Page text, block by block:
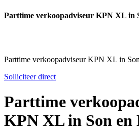
Parttime verkoopadviseur KPN XL in
Parttime verkoopadviseur KPN XL in
Solliciteer direct
Parttime
KPN XL in Son en